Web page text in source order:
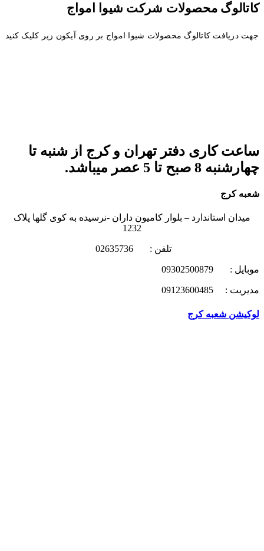
کاتالوگ محصولات شرکت شیوا امواج
جهت دریافت کاتالوگ محصولات شیوا امواج بر روی آیکون زیر کلیک کنید
ساعت کاری دفتر تهران و کرج از شنبه تا
چهارشنبه 8 صبح تا 5 عصر میباشد.
شعبه کرج
میدان استاندارد – بلوار کامیون داران -نرسیده به کوی گلها پلاک
1232
تلفن : 02635736
موبایل : 09302500879
مدیریت : 09123600485
لوکیشن شعبه کرج